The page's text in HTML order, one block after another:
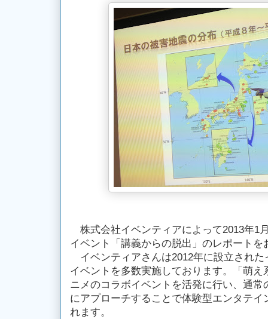
株式会社イベンティアによって2013年1
イベント「講義からの脱出」のレポートを
イベンティアさんは2012年に設立され
イベントを多数実施しております。「萌
ニメのコラボイベントを活発に行い、通
にアプローチすることで体験型エンタテ
れます。